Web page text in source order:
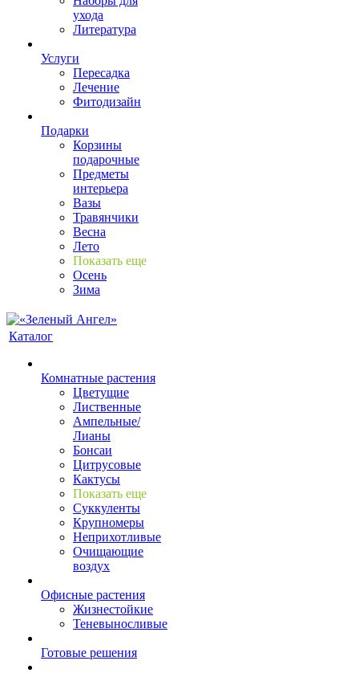
ухода
Литература
Услуги
Пересадка
Лечение
Фитодизайн
Подарки
Корзины
подарочные
Предметы
интерьера
Вазы
Травянчики
Весна
Лето
Показать еще
Осень
Зима
Каталог
Комнатные растения
Цветущие
Лиственные
Ампельные/
Лианы
Бонсаи
Цитрусовые
Кактусы
Показать еще
Суккуленты
Крупномеры
Неприхотливые
Очищающие
воздух
Офисные растения
Жизнестойкие
Теневыносливые
Готовые решения